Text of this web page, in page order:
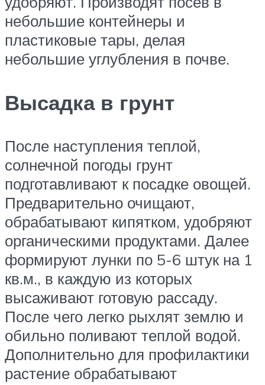
небольшие контейнеры и
пластиковые тары, делая
небольшие углубления в почве.
Высадка в грунт
После наступления теплой,
солнечной погоды грунт
подготавливают к посадке овощей.
Предварительно очищают,
обрабатывают кипятком, удобряют
органическими продуктами. Далее
формируют лунки по 5-6 штук на 1
кв.м., в каждую из которых
высаживают готовую рассаду.
После чего легко рыхлят землю и
обильно поливают теплой водой.
Дополнительно для профилактики
растение обрабатывают